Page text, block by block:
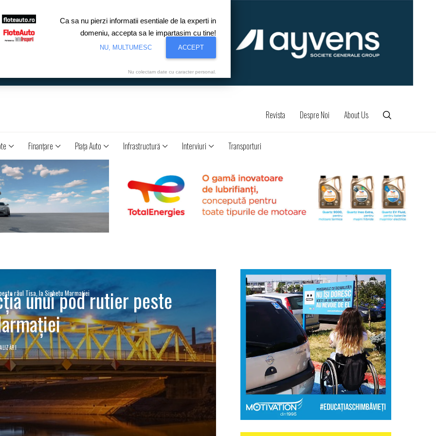
Revista Despre Noi About Us
Finanţare Piaţa Auto Infrastructură Interviuri Transporturi
râul Tisa, la Sighetu Marmației
unui pod rutier peste
Ca sa nu pierzi informatii esentiale de la experti in
domeniu, accepta sa le impartasim cu tine!
NU, MULTUMESC ACCEPT
Nu colectam date cu caracter personal.